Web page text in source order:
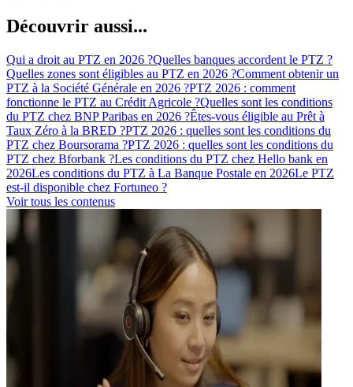
Découvrir aussi...
Qui a droit au PTZ en 2026 ?Quelles banques accordent le PTZ ?
Quelles zones sont éligibles au PTZ en 2026 ?Comment obtenir un
PTZ à la Société Générale en 2026 ?PTZ 2026 : comment
fonctionne le PTZ au Crédit Agricole ?Quelles sont les conditions
du PTZ chez BNP Paribas en 2026 ?Êtes-vous éligible au Prêt à
Taux Zéro à la BRED ?PTZ 2026 : quelles sont les conditions du
PTZ chez Boursorama ?PTZ 2026 : quelles sont les conditions du
PTZ chez Bforbank ?Les conditions du PTZ chez Hello bank en
2026Les conditions du PTZ à La Banque Postale en 2026Le PTZ
est-il disponible chez Fortuneo ?
Voir tous les contenus